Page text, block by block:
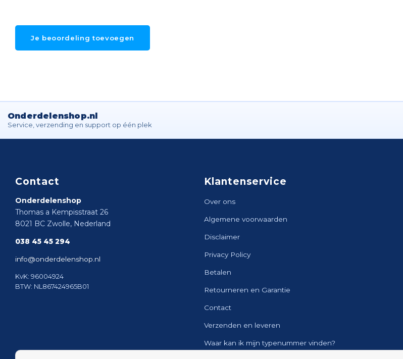
Je beoordeling toevoegen
Onderdelenshop.nl
Service, verzending en support op één plek
Contact
Onderdelenshop
Thomas a Kempisstraat 26
8021 BC Zwolle, Nederland
038 45 45 294
info@onderdelenshop.nl
KvK: 96004924
BTW: NL867424965B01
Klantenservice
Over ons
Algemene voorwaarden
Disclaimer
Privacy Policy
Betalen
Retourneren en Garantie
Contact
Verzenden en leveren
Waar kan ik mijn typenummer vinden?